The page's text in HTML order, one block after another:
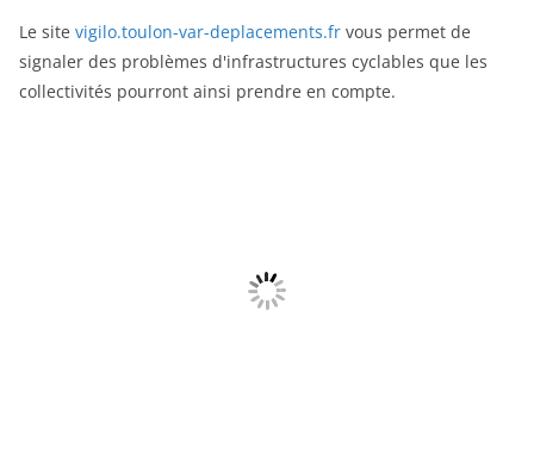
Le site vigilo.toulon-var-deplacements.fr vous permet de
signaler des problèmes d'infrastructures cyclables que les
collectivités pourront ainsi prendre en compte.